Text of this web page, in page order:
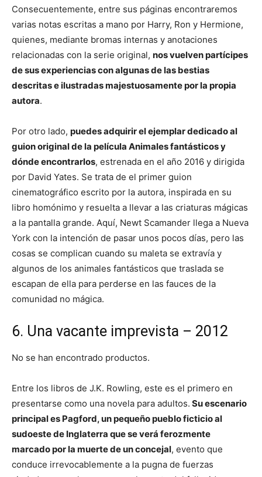
Consecuentemente, entre sus páginas encontraremos
varias notas escritas a mano por Harry, Ron y Hermione,
quienes, mediante bromas internas y anotaciones
relacionadas con la serie original, nos vuelven partícipes
de sus experiencias con algunas de las bestias
descritas e ilustradas majestuosamente por la propia
autora.
Por otro lado, puedes adquirir el ejemplar dedicado al
guion original de la película Animales fantásticos y
dónde encontrarlos, estrenada en el año 2016 y dirigida
por David Yates. Se trata de el primer guion
cinematográfico escrito por la autora, inspirada en su
libro homónimo y resuelta a llevar a las criaturas mágicas
a la pantalla grande. Aquí, Newt Scamander llega a Nueva
York con la intención de pasar unos pocos días, pero las
cosas se complican cuando su maleta se extravía y
algunos de los animales fantásticos que traslada se
escapan de ella para perderse en las fauces de la
comunidad no mágica.
6. Una vacante imprevista – 2012
No se han encontrado productos.
Entre los libros de J.K. Rowling, este es el primero en
presentarse como una novela para adultos. Su escenario
principal es Pagford, un pequeño pueblo ficticio al
sudoeste de Inglaterra que se verá ferozmente
marcado por la muerte de un concejal, evento que
conduce irrevocablemente a la pugna de fuerzas